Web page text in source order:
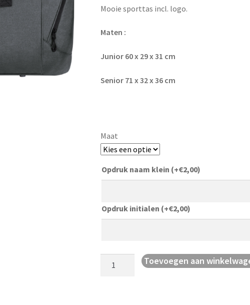
tot
€49,95
Mooie sporttas incl. logo.
Maten :
Junior 60 x 29 x 31 cm
Senior 71 x 32 x 36 cm
Maat
Opdruk naam klein (+€2,00)
Opdruk initialen (+€2,00)
Toevoegen aan